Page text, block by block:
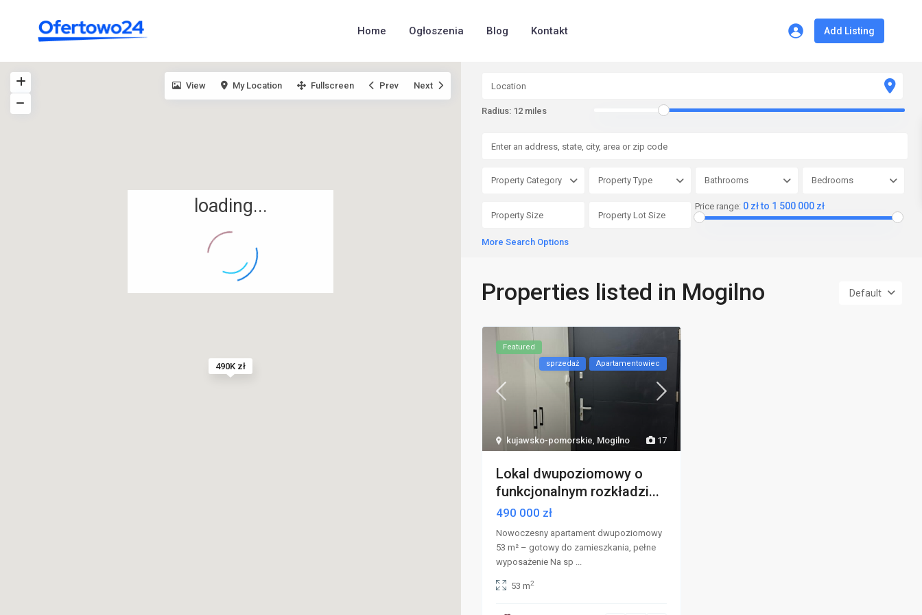
Home Ogłoszenia Blog Kontakt Add Listing
490K zł
loading...
View My Location Fullscreen Prev Next
Radius: 12 miles
Property Category Property Type Bathrooms Bedrooms
Price range: 0 zł to 1 500 000 zł
More Search Options
Default
Properties listed in Mogilno
17
kujawsko-pomorskie Mogilno
Featured
sprzedaż
Apartamentowiec
Lokal dwupoziomowy o
funkcjonalnym rozkładzi...
490 000 zł
Nowoczesny apartament dwupoziomowy
53 m² – gotowy do zamieszkania, pełne
wyposażenie Na sp
53 m2